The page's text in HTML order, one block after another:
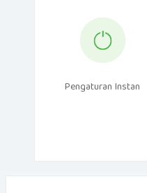
Pengaturan Instan